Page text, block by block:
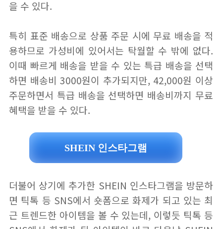
을 수 있다.
특히 표준 배송으로 상품 주문 시에 무료 배송을 적
용하므로 가성비에 있어서는 탁월할 수 밖에 없다.
이때 빠르게 배송을 받을 수 있는 특급 배송을 선택
하면 배송비 3000원이 추가되지만, 42,000원 이상
주문하면서 특급 배송을 선택하면 배송비까지 무료
혜택을 받을 수 있다.
SHEIN 인스타그램
더불어 상기에 추가한 SHEIN 인스타그램을 방문하
면 틱톡 등 SNS에서 숏폼으로 화제가 되고 있는 최
근 트렌드한 아이템을 볼 수 있는데, 이렇듯 틱톡 등